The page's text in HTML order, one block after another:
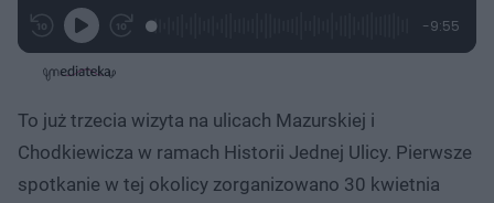
G
j
P
z
e
w
ń
1
0
s
d
o
z
1
s
d
o
L
o
a
2
5
2
%
P
o
a
s
-9:55
To już trzecia wizyta na ulicach Mazurskiej i
Chodkiewicza w ramach Historii Jednej Ulicy. Pierwsze
spotkanie w tej okolicy zorganizowano 30 kwietnia